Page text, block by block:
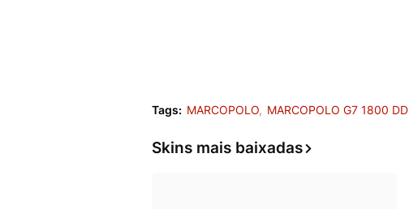
Tags: MARCOPOLO MARCOPOLO G7 1800 DD
Skins mais baixadas